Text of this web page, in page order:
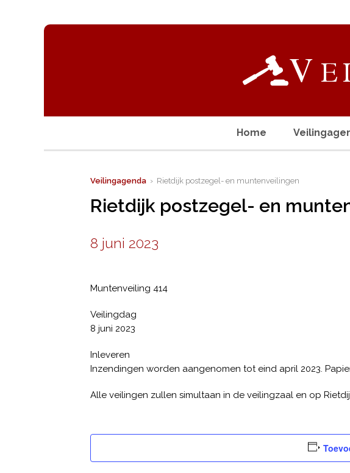
Home
Veilingagenda › Rietdijk postzegel- en muntenveilingen
Rietdijk postzegel- en
8 juni 2023
Muntenveiling 414
Veilingdag
8 juni 2023
Inleveren
Inzendingen worden aangenomen tot eind april 2023.
Alle veilingen zullen simultaan in de veilingzaal en op